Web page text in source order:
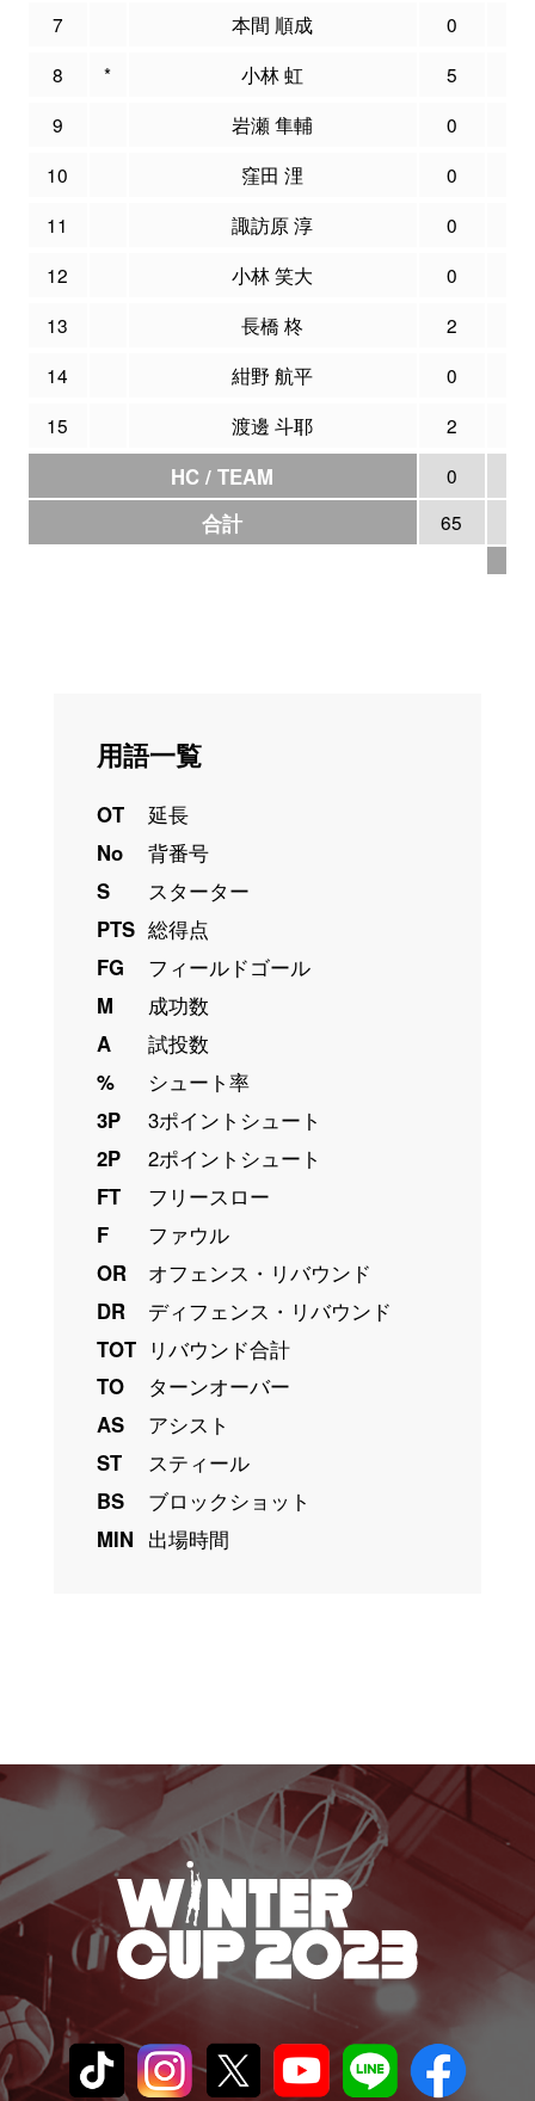
7 本間 順成 0
8
* 小林 虹 5
9
岩瀬 隼輔 0
10
窪田 浬 0
11
諏訪原 淳 0
12
小林 笑大 0
13
長橋 柊 2
14
紺野 航平 0
15
渡邊 斗耶 2
HC / TEAM 0
合計 65
用語一覧
OT
延長
No
背番号
S
スターター
PTS 総得点
FG
フィールドゴール
M
成功数
A
試投数
%
シュート率
3P
3ポイントシュート
2P
2ポイントシュート
FT
フリースロー
F
ファウル
OR
オフェンス・リバウンド
DR
ディフェンス・リバウンド
TOT リバウンド合計
TO
ターンオーバー
AS
アシスト
ST
スティール
BS
ブロックショット
MIN 出場時間